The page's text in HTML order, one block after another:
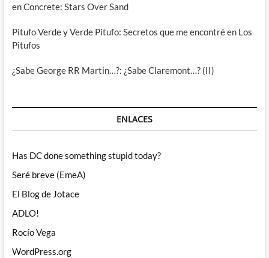
en Concrete: Stars Over Sand
Pitufo Verde y Verde Pitufo: Secretos que me encontré en Los
Pitufos
¿Sabe George RR Martin…?: ¿Sabe Claremont…? (II)
ENLACES
Has DC done something stupid today?
Seré breve (EmeA)
El Blog de Jotace
ADLO!
Rocío Vega
WordPress.org